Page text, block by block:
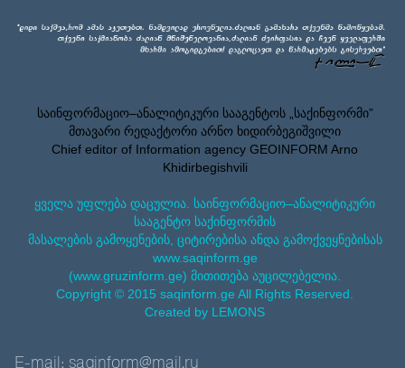
საინფორმაციო–ანალიტიკური სააგენტოს „საქინფორმი”
მთავარი რედაქტორი არნო ხიდირბეგიშვილი
Chief editor of Information agency GEOINFORM Arno
Khidirbegishvili
ყველა უფლება დაცულია. საინფორმაციო–ანალიტიკური
სააგენტო საქინფორმის
მასალების გამოყენების, ციტირებისა ანდა გამოქვეყნებისას
www.saqinform.ge
(www.gruzinform.ge) მითითება აუცილებელია.
Copyright © 2015 saqinform.ge All Rights Reserved.
Created by LEMONS
E-mail: saqinform@mail.ru